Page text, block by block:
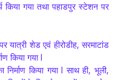
किया गया तथा पहाडपुर स्टेशन पर
यात्री शेड एवं हीरोडीह, सरमाटांड
किया गया l
किया गया l साथ ही, भूली,